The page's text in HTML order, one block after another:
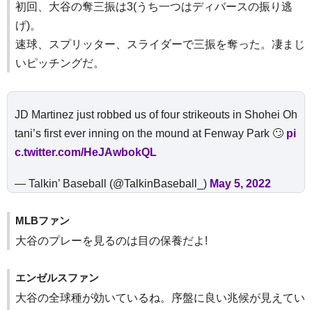
初回、大谷の奪三振は3(うち一つはディバースの振り逃
げ)。
速球、スプリッター、スライダーで三振を奪った。凄まじ
いピッチングだ。
JD Martinez just robbed us of four strikeouts in Shohei Oh
tani’s first ever inning on the mound at Fenway Park 🙄 pi
c.twitter.com/HeJAwbokQL
— Talkin’ Baseball (@TalkinBaseball_) May 5, 2022
MLBファン
大谷のプレーを見るのは目の保養だよ!
エンゼルスファン
大谷の全球種が効いているね。序盤に良い兆候が見えてい